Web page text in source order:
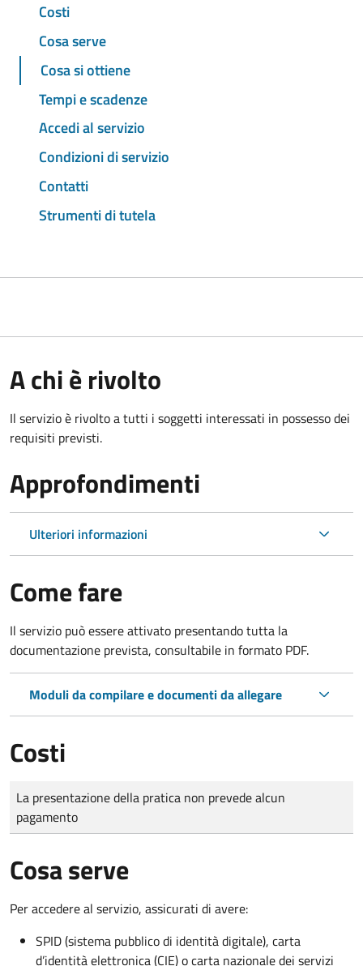
Costi
Cosa serve
Cosa si ottiene
Tempi e scadenze
Accedi al servizio
Condizioni di servizio
Contatti
Strumenti di tutela
A chi è rivolto
Il servizio è rivolto a tutti i soggetti interessati in possesso dei
requisiti previsti.
Approfondimenti
Ulteriori informazioni
Come fare
Il servizio può essere attivato presentando tutta la
documentazione prevista, consultabile in formato PDF.
Moduli da compilare e documenti da allegare
Costi
Tipo di pagamento
Importo
La presentazione della pratica non prevede alcun
pagamento
Cosa serve
Per accedere al servizio, assicurati di avere:
SPID (sistema pubblico di identità digitale), carta
d’identità elettronica (CIE) o carta nazionale dei servizi